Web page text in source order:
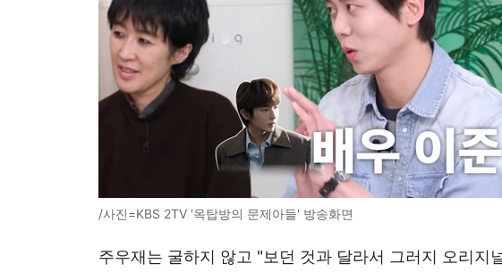
/사진=KBS 2TV '옥탑방의 문제아들' 방송화면
주우재는 굴하지 않고 "보던 것과 달라서 그러지 오리지